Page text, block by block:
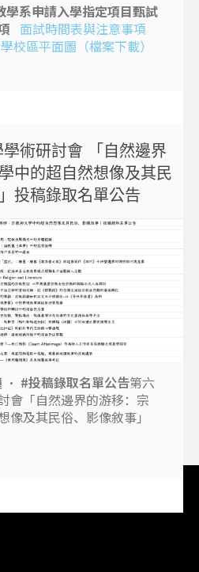
學系申請入學指定項目甄試
面試時間表與注意事項
校區平面圖（檔案下載）
術研討會 「自然邊界
中的超自然想像及其民
投稿錄取名單公告
· #投稿錄取名單公告第六
會「自然邊界的游移：宗
像及其民俗、影像敘事」